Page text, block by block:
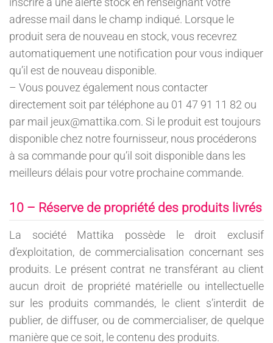
adresse mail dans le champ indiqué. Lorsque le
produit sera de nouveau en stock, vous recevrez
automatiquement une notification pour vous indiquer
qu’il est de nouveau disponible.
– Vous pouvez également nous contacter
directement soit par téléphone au 01 47 91 11 82 ou
par mail jeux@mattika.com. Si le produit est toujours
disponible chez notre fournisseur, nous procéderons
à sa commande pour qu’il soit disponible dans les
meilleurs délais pour votre prochaine commande.
10 – Réserve de propriété des produits livrés
La société Mattika possède le droit exclusif
d’exploitation, de commercialisation concernant ses
produits. Le présent contrat ne transférant au client
aucun droit de propriété matérielle ou intellectuelle
sur les produits commandés, le client s’interdit de
publier, de diffuser, ou de commercialiser, de quelque
manière que ce soit, le contenu des produits.